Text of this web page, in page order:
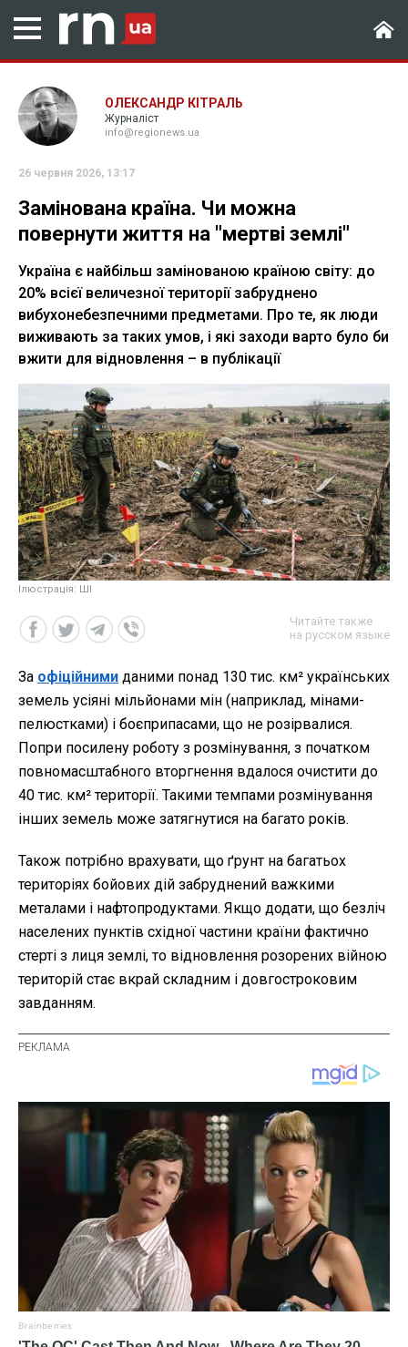
ОЛЕКСАНДР КІТРАЛЬ
Журналіст
info@regionews.ua
26 червня 2026, 13:17
Замінована країна. Чи можна
повернути життя на "мертві землі"
Україна є найбільш замінованою країною світу: до
20% всієї величезної території забруднено
вибухонебезпечними предметами. Про те, як люди
виживають за таких умов, і які заходи варто було би
вжити для відновлення – в публікації
Ілюстрація: ШІ
Читайте также
на русском языке
За офіційними даними понад 130 тис. км² українських
земель усіяні мільйонами мін (наприклад, мінами-
пелюстками) і боєприпасами, що не розірвалися.
Попри посилену роботу з розмінування, з початком
повномасштабного вторгнення вдалося очистити до
40 тис. км² території. Такими темпами розмінування
інших земель може затягнутися на багато років.
Також потрібно врахувати, що ґрунт на багатьох
територіях бойових дій забруднений важкими
металами і нафтопродуктами. Якщо додати, що безліч
населених пунктів східної частини країни фактично
стерті з лиця землі, то відновлення розорених війною
територій стає вкрай складним і довгостроковим
завданням.